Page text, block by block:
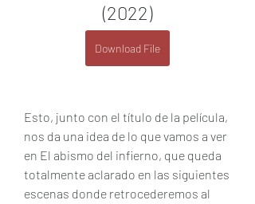
(2022)
Download File
Esto, junto con el título de la película,
nos da una idea de lo que vamos a ver
en El abismo del infierno, que queda
totalmente aclarado en las siguientes
escenas donde retrocederemos al